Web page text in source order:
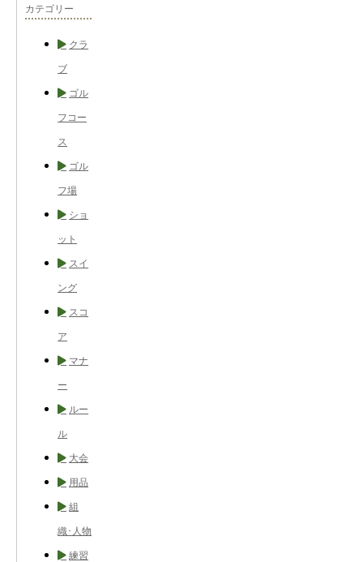
カテゴリー
クラ
ブ
ゴル
フコー
ス
ゴル
フ場
ショ
ット
スイ
ング
スコ
ア
マナ
ー
ルー
ル
大会
用品
組
織･人物
練習